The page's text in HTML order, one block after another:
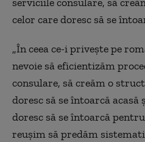
serviciile consulare, să
celor care doresc să se
„În ceea ce-i privește pe
nevoie să eficientizăm
consulare, să creăm o
doresc să se întoarcă acasă
doresc să se întoarcă
reușim să predăm